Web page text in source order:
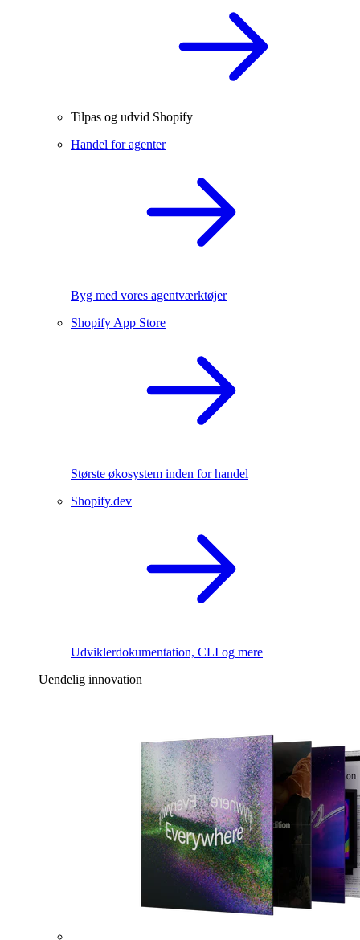
Tilpas og udvid Shopify
Handel for agenter
Byg med vores agentværktøjer
Shopify App Store
Største økosystem inden for handel
Shopify.dev
Udviklerdokumentation, CLI og mere
Uendelig innovation